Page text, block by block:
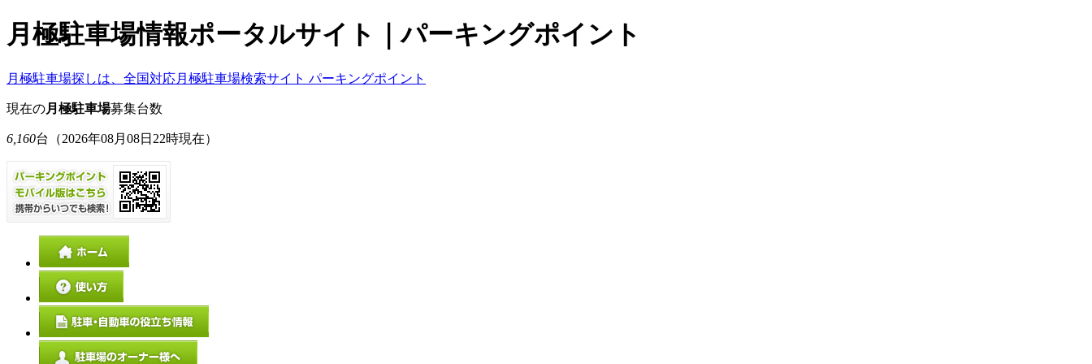
月極駐車場情報ポータルサイト｜パーキングポイント
月極駐車場探しは、全国対応月極駐車場検索サイト パーキングポイント
現在の月極駐車場募集台数
6,160台 （2026年08月08日22時現在）